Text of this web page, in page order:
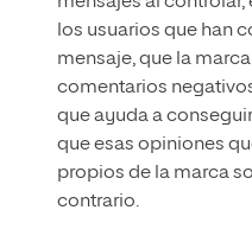
los usuarios que han
mensaje, que la
comentarios
que ayuda a
que esas opiniones
propios de la marca
contrario.